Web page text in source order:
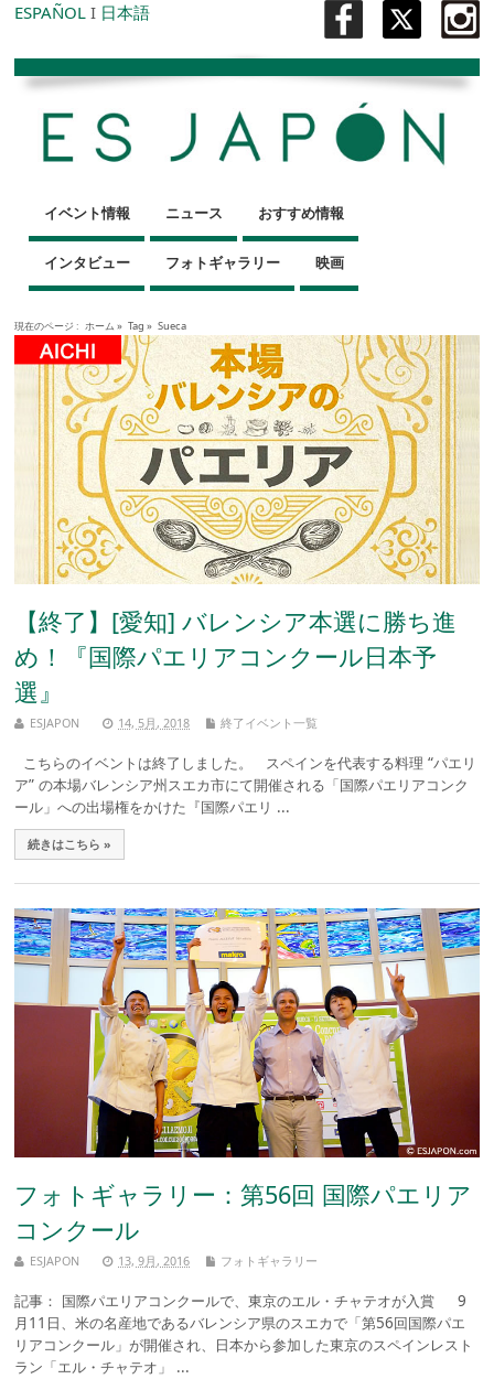
ESPAÑOL I 日本語
イベント情報 ニュース おすすめ情報
インタビュー フォトギャラリー 映画
現在のページ : ホーム » Tag » Sueca
【終了】[愛知] バレンシア本選に勝ち進
め！『国際パエリアコンクール日本予
選』
ESJAPON 14, 5月, 2018 終了イベント一覧
こちらのイベントは終了しました。 スペインを代表する料理 “パエリ
ア” の本場バレンシア州スエカ市にて開催される「国際パエリアコンク
ール」への出場権をかけた『国際パエリ ...
続きはこちら »
フォトギャラリー：第56回 国際パエリア
コンクール
ESJAPON 13, 9月, 2016 フォトギャラリー
記事： 国際パエリアコンクールで、東京のエル・チャテオが入賞 9
月11日、米の名産地であるバレンシア県のスエカで「第56回国際パエ
リアコンクール」が開催され、日本から参加した東京のスペインレスト
ラン「エル・チャテオ」 ...